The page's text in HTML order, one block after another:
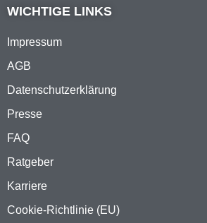
WICHTIGE LINKS
Impressum
AGB
Datenschutzerklärung
Presse
FAQ
Ratgeber
Karriere
Cookie-Richtlinie (EU)